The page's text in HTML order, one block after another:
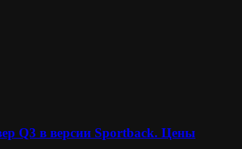
Q3 в версии Sportback. Цены